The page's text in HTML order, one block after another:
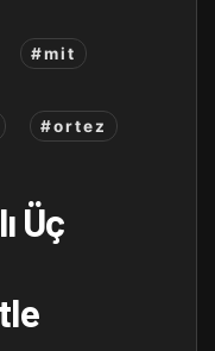
#mit
#ortez
Üç